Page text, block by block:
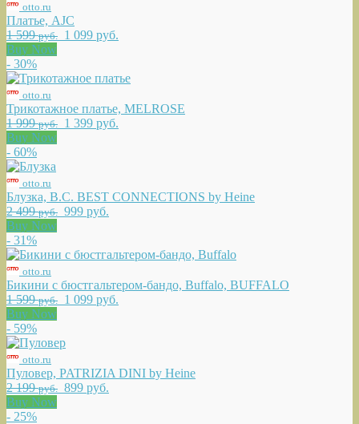
otto.ru
Платье, AJC
1 599руб. 1 099 руб.
Buy Now
- 30%
otto.ru
Трикотажное платье, MELROSE
1 999руб. 1 399 руб.
Buy Now
- 60%
otto.ru
Блузка, B.C. BEST CONNECTIONS by Heine
2 499руб. 999 руб.
Buy Now
- 31%
otto.ru
Бикини с бюстгальтером-бандо, Buffalo, BUFFALO
1 599руб. 1 099 руб.
Buy Now
- 59%
otto.ru
Пуловер, PATRIZIA DINI by Heine
2 199руб. 899 руб.
Buy Now
- 25%